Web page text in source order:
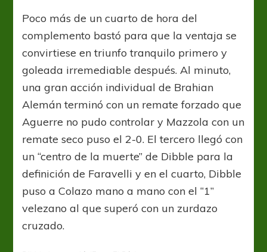
Poco más de un cuarto de hora del
complemento bastó para que la ventaja se
convirtiese en triunfo tranquilo primero y
goleada irremediable después. Al minuto,
una gran acción individual de Brahian
Alemán terminó con un remate forzado que
Aguerre no pudo controlar y Mazzola con un
remate seco puso el 2-0. El tercero llegó con
un “centro de la muerte” de Dibble para la
definición de Faravelli y en el cuarto, Dibble
puso a Colazo mano a mano con el “1”
velezano al que superó con un zurdazo
cruzado.